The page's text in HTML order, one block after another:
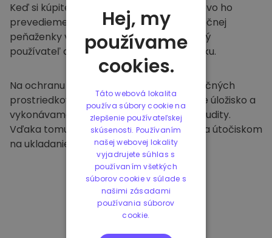
Keď si kúpite na Kriptomat
, bezproblémovo ho
prevedieme do vašej vyhradenej a bezpečnej
peňaženky v rámci našej platformy. Každý
používateľ dostane individuálnu peňaženku.
Na ochranu našich zákazníkov a ich finančných
prostriedkov ponúkame bezpečné offline úložisko a
vykonávame pravidelné bezpečnostné audity.
Vďaka tomuto prístupu je naša platforma útočiskom
na ukladanie a iných kryptomien.
Hej, my
používame
cookies.
Táto webová lokalita
používa súbory cookie na
zlepšenie používateľskej
skúsenosti. Používaním
našej webovej lokality
vyjadrujete súhlas s
používaním všetkých
súborov cookie v súlade s
našimi zásadami
používania súborov
cookie.